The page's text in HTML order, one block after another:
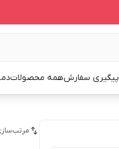
پیگیری سفارشهمه محصولات